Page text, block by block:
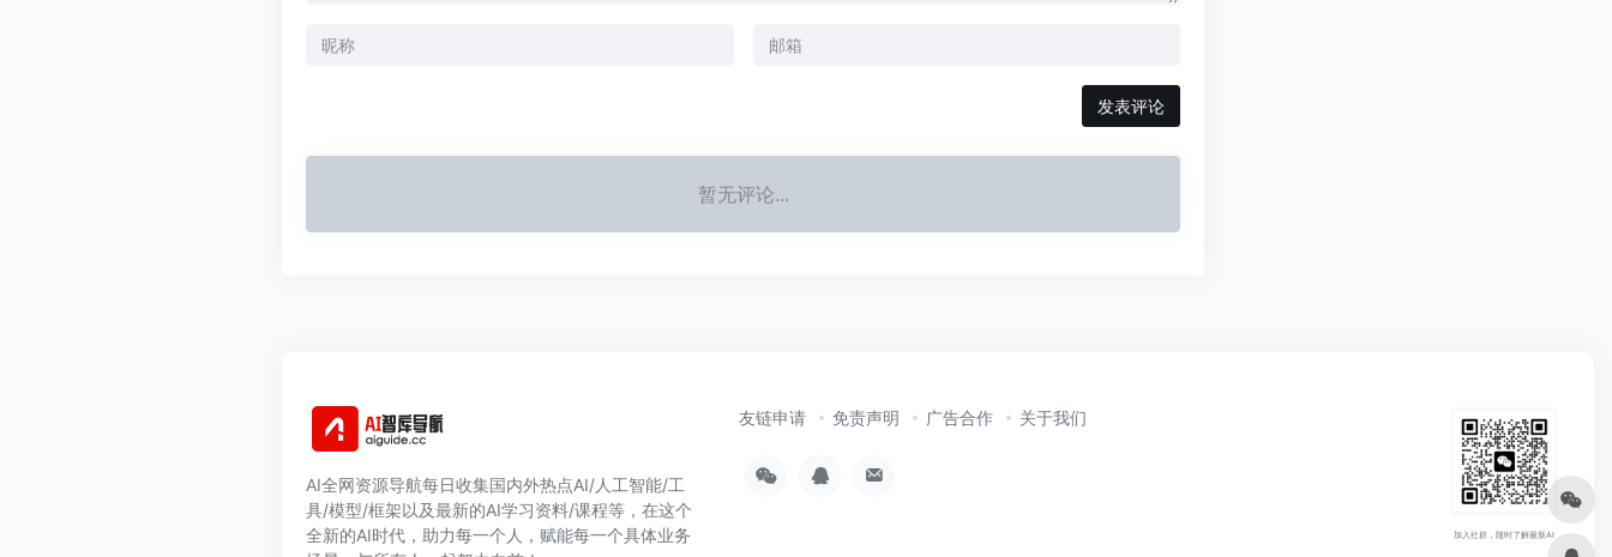
发表评论
暂无评论...
AI全网资源导航每日收集国内外热点AI/人工智能/工
具/模型/框架以及最新的AI学习资料/课程等，在这个
全新的AI时代，助力每一个人，赋能每一个具体业务
友链申请 免责声明 广告合作 关于我们
加入社群，随时了解最新AI